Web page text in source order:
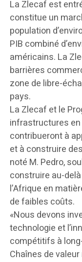
La Zlecaf est
constitue un
population
PIB combiné
américains. La
barrières
zone de libre-
pays.
La Zlecaf et le
infrastructures en
contribueront à
et à construire
noté M. Pedro,
construire au-
l’Afrique en
de faibles coûts.
«Nous devons
technologie et
compétitifs à
Chaînes de